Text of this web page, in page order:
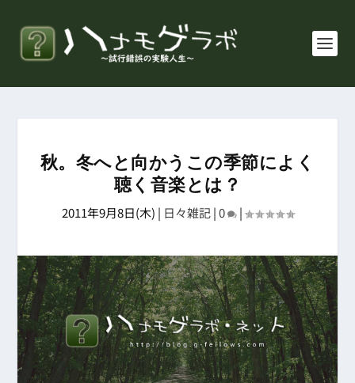
秋。冬へと向かうこの季節によく
聴く音楽とは？
2011年9月8日(木) | 日々雑記|0 |